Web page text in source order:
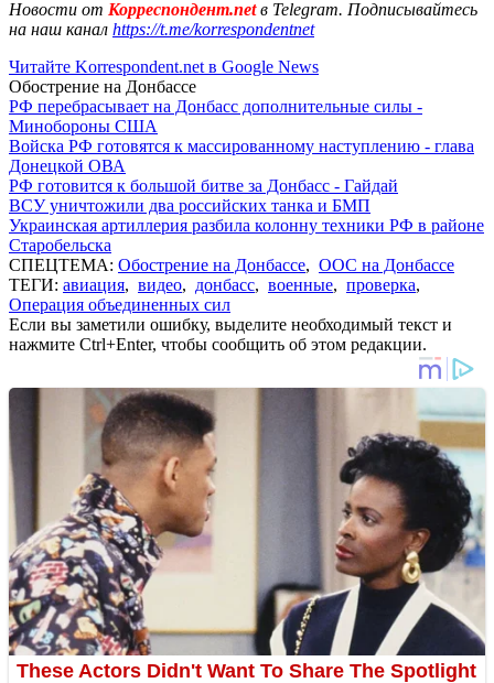
Новости от Корреспондент.netв Telegram. Подписывайтесь
на наш канал https://t.me/korrespondentnet
Читайте Korrespondent.net в Google News
Обострение на Донбассе
РФ перебрасывает на Донбасс дополнительные силы -
Минобороны США
Войска РФ готовятся к массированному наступлению - глава
Донецкой ОВА
РФ готовится к большой битве за Донбасс - Гайдай
ВСУ уничтожили два российских танка и БМП
Украинская артиллерия разбила колонну техники РФ в районе
Старобельска
СПЕЦТЕМА: Обострение на Донбассе, ООС на Донбассе
ТЕГИ: авиация, видео, донбасс, военные, проверка,
Операция объединенных сил
Если вы заметили ошибку, выделите необходимый текст и
нажмите Ctrl+Enter, чтобы сообщить об этом редакции.